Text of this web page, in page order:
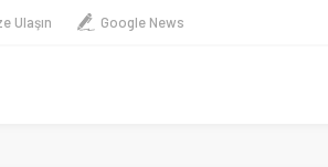
Ulaşın Google News